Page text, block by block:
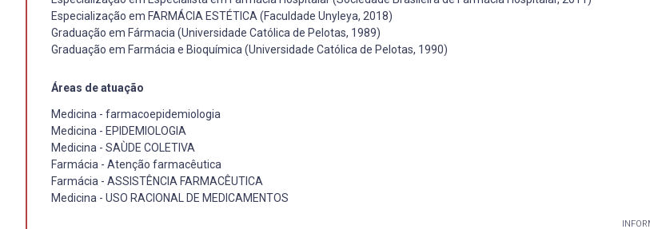
Especialização em FARMÁCIA ESTÉTICA (Faculdade Unyleya, 2018)
Graduação em Fármacia (Universidade Católica de Pelotas, 1989)
Graduação em Farmácia e Bioquímica (Universidade Católica de Pelotas, 1990)
Áreas de atuação
Medicina - farmacoepidemiologia
Medicina - EPIDEMIOLOGIA
Medicina - SAÙDE COLETIVA
Farmácia - Atenção farmacêutica
Farmácia - ASSISTÊNCIA FARMACÊUTICA
Medicina - USO RACIONAL DE MEDICAMENTOS